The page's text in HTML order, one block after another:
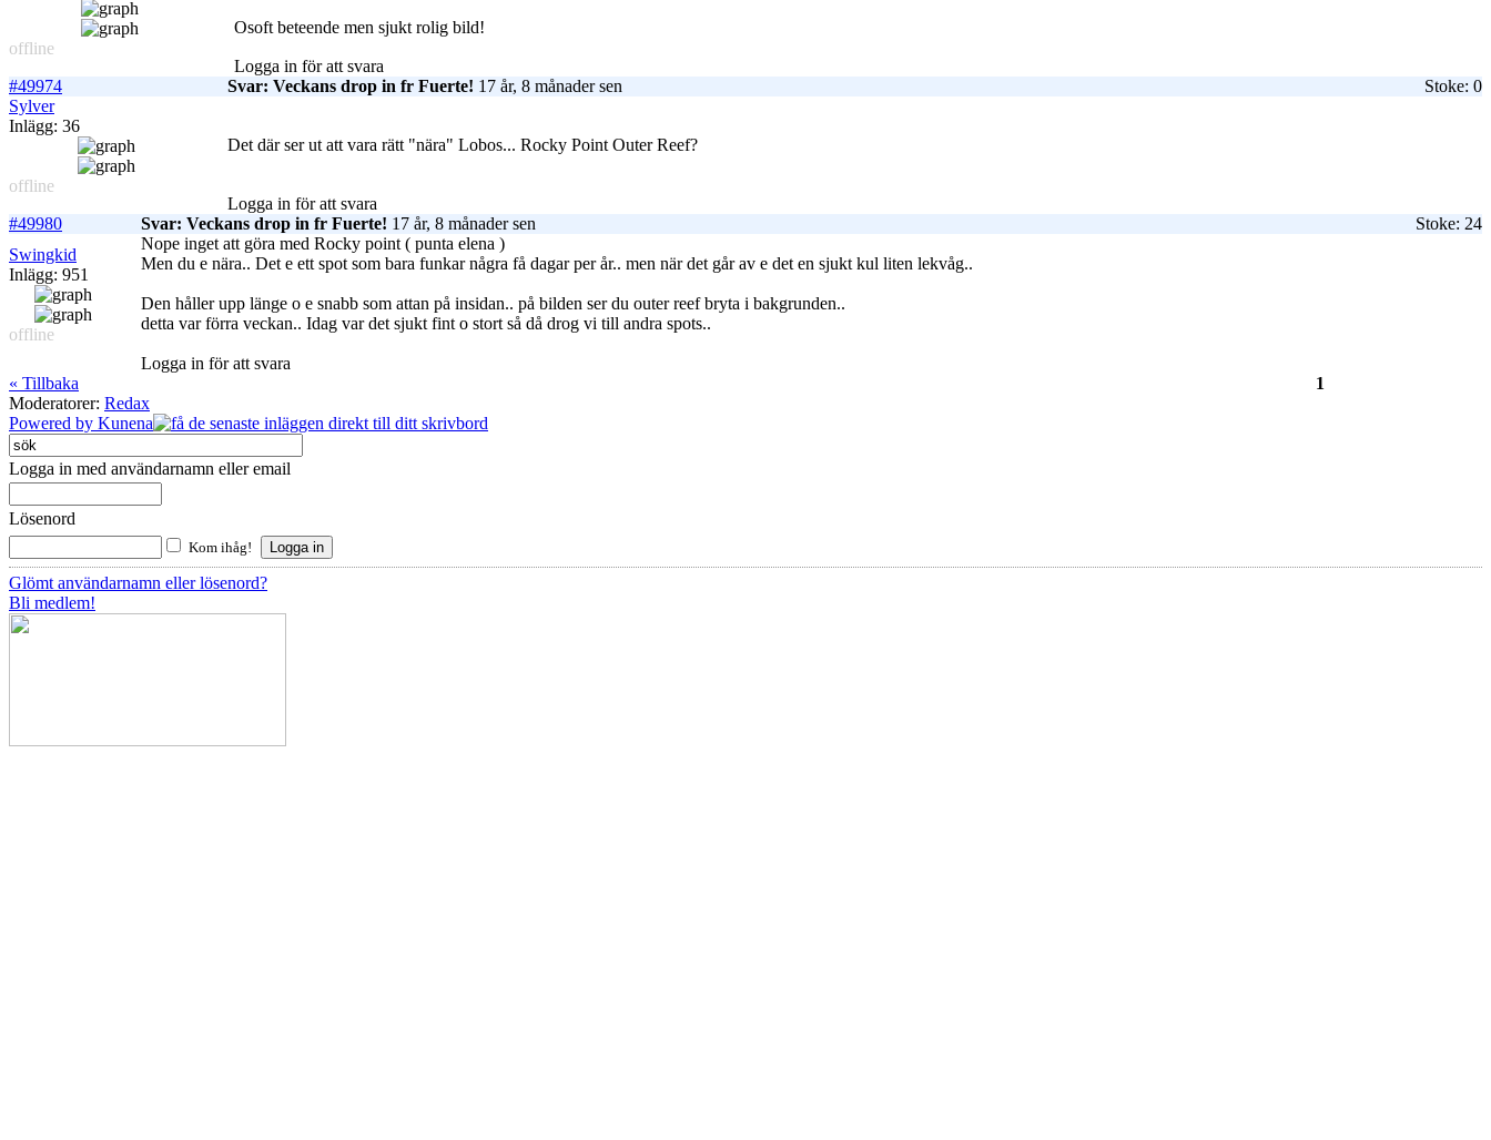
offline
Osoft beteende men sjukt rolig bild!
Logga in för att svara
#49974
Svar: Veckans drop in fr Fuerte! 17 år, 8 månader sen
Stoke: 0
Sylver
Inlägg: 36
offline
Det där ser ut att vara rätt "nära" Lobos... Rocky Point Outer Reef?
Logga in för att svara
#49980
Svar: Veckans drop in fr Fuerte! 17 år, 8 månader sen
Stoke: 24
Swingkid
Inlägg: 951
offline
Nope inget att göra med Rocky point ( punta elena )
Men du e nära.. Det e ett spot som bara funkar några få dagar per år.. men när det går av e det en sjukt kul liten lekvåg..
Den håller upp länge o e snabb som attan på insidan.. på bilden ser du outer reef bryta i bakgrunden..
detta var förra veckan.. Idag var det sjukt fint o stort så då drog vi till andra spots..
Logga in för att svara
« Tillbaka
1
Moderatorer: Redax
Powered by Kunena
Logga in med användarnamn eller email
Lösenord
Kom ihåg!
Glömt användarnamn eller lösenord?
Bli medlem!